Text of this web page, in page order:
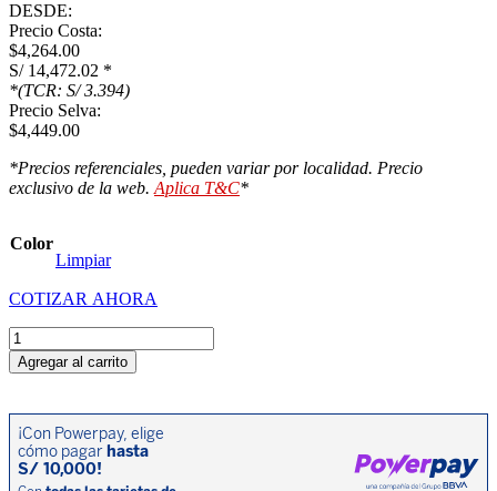
DESDE:
Precio Costa:
$4,264.00
S/ 14,472.02 *
*(TCR: S/ 3.394)
Precio Selva:
$4,449.00
*Precios referenciales, pueden variar por localidad. Precio
exclusivo de la web.Aplica T&C*
Color
Limpiar
COTIZAR AHORA
CARGUERO
320
cantidad
Agregar al carrito